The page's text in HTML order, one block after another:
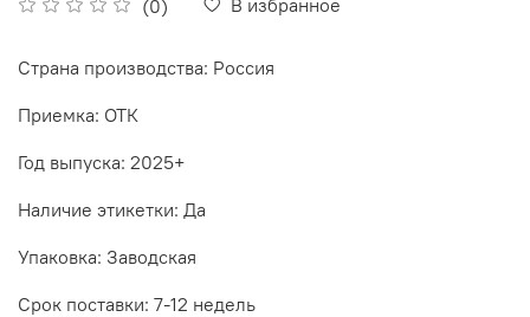
(0)
Страна производства: Россия
Приемка: ОТК
Год выпуска: 2025+
Наличие этикетки: Да
Упаковка: Заводская
Срок поставки: 7-12 недель